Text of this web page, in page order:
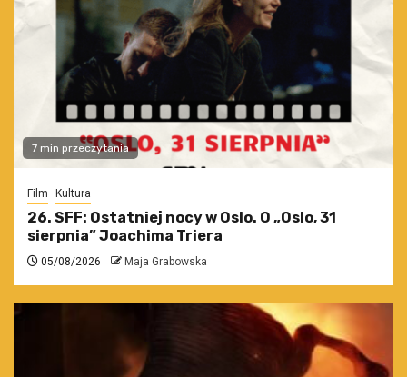
7 min przeczytania
Film Kultura
26. SFF: Ostatniej nocy w Oslo. O „Oslo, 31
sierpnia” Joachima Triera
05/08/2026 Maja Grabowska